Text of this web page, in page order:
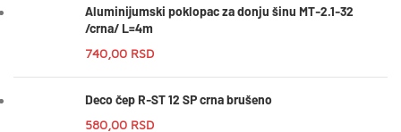
Aluminijumski poklopac za donju šinu MT-2.1-32
/crna/ L=4m
740,00 RSD
Deco čep R-ST 12 SP crna brušeno
580,00 RSD